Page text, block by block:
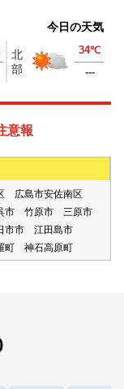
今日の天気
意報
広島市安佐南区
市 竹原市
三原市
市市
江田島市
町 神石高原町